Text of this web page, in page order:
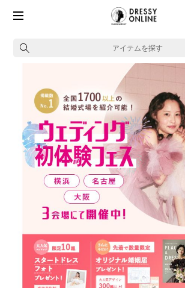
アイテムを探す